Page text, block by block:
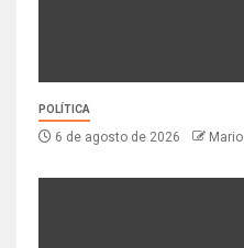
POLÍTICA
6 de agosto de 2026 Mario